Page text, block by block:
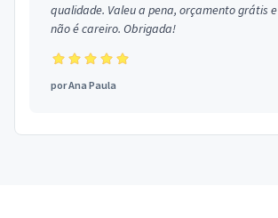
qualidade. Valeu a pena, orçamento grátis e
não é careiro. Obrigada!
porAna Paula